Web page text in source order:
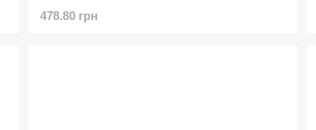
478.80 грн